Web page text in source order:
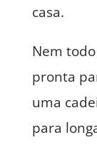
casa.
Nem
pronta
uma
para